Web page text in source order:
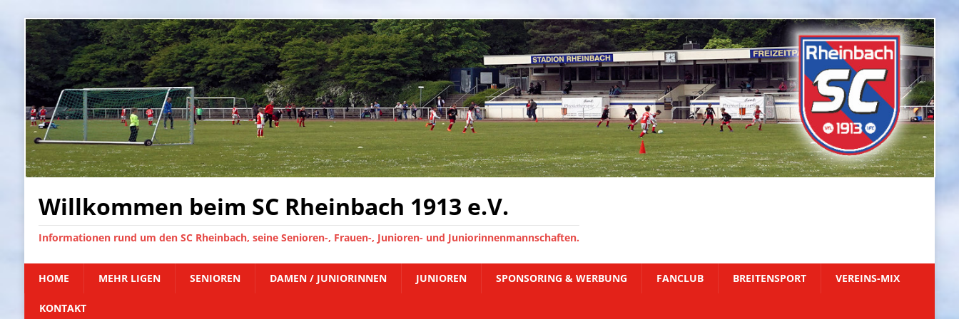
Willkommen beim SC Rheinbach 1913 e.V.
Informationen rund um den SC Rheinbach, seine Senioren-, Frauen-, Junioren- und Juniorinnenmannschaften.
HOME MEHR LIGEN SENIOREN DAMEN / JUNIORINNEN JUNIOREN SPONSORING & WERBUNG FANCLUB BREITENSPORT VEREINS-MIX
KONTAKT